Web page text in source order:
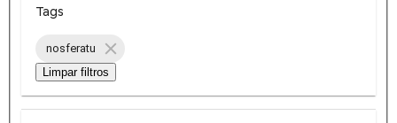
Tags
nosferatu
Limpar filtros